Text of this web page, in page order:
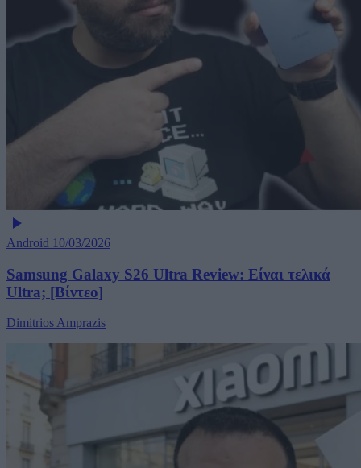
Android 10/03/2026
Samsung Galaxy S26 Ultra Review: Είναι τελικά
Ultra; [Βίντεο]
Dimitrios Amprazis